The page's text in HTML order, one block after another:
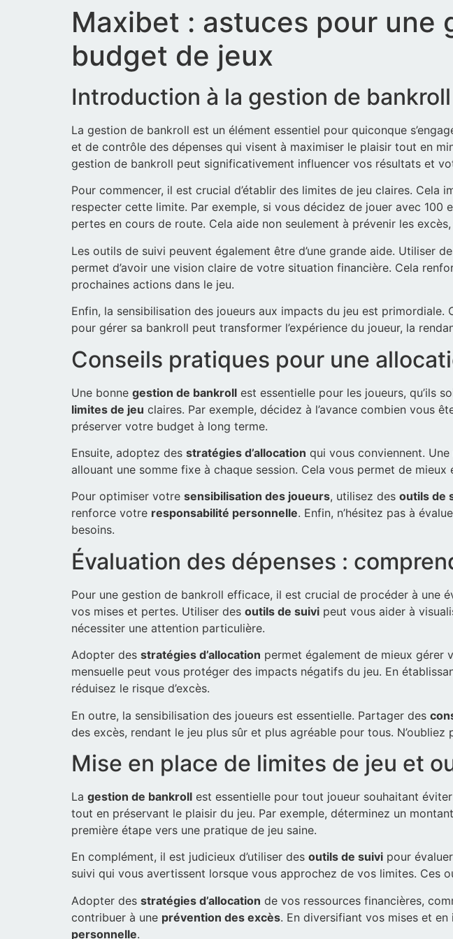
Maxibet : astuces pour
budget de jeux
Introduction à la gestion de
La gestion de bankroll est un élément essentiel pour quiconque
et de contrôle des dépenses qui visent à maximiser le plaisir tout en
gestion de bankroll peut significativement influencer vos résultats et
Pour commencer, il est crucial d’établir des limites de jeu claires.
respecter cette limite. Par exemple, si vous décidez de jouer avec
pertes en cours de route. Cela aide non seulement à prévenir les
Les outils de suivi peuvent également être d’une grande aide. Utiliser
permet d’avoir une vision claire de votre situation financière. Cela
prochaines actions dans le jeu.
Enfin, la sensibilisation des joueurs aux impacts du jeu est
pour gérer sa bankroll peut transformer l’expérience du joueur, la
Conseils pratiques pour une
Une bonne gestion de bankroll est essentielle pour les joueurs, qu’ils
limites de jeu claires. Par exemple, décidez à l’avance combien vous
préserver votre budget à long terme.
Ensuite, adoptez des stratégies d’allocation qui vous conviennent.
allouant une somme fixe à chaque session. Cela vous permet de mieux
Pour optimiser votre sensibilisation des joueurs, utilisez des outils de
renforce votre responsabilité personnelle. Enfin, n’hésitez pas à
besoins.
Évaluation des dépenses :
Pour une gestion de bankroll efficace, il est crucial de procéder à une
vos mises et pertes. Utiliser des outils de suivi peut vous aider à
nécessiter une attention particulière.
Adopter des stratégies d’allocation permet également de mieux gérer
mensuelle peut vous protéger des impacts négatifs du jeu. En
réduisez le risque d’excès.
En outre, la sensibilisation des joueurs est essentielle. Partager des
des excès, rendant le jeu plus sûr et plus agréable pour tous.
Mise en place de limites de jeu et
La gestion de bankroll est essentielle pour tout joueur souhaitant
tout en préservant le plaisir du jeu. Par exemple, déterminez un
première étape vers une pratique de jeu saine.
En complément, il est judicieux d’utiliser des outils de suivi pour
suivi qui vous avertissent lorsque vous approchez de vos limites. Ces
Adopter des stratégies d’allocation de vos ressources financières,
contribuer à une prévention des excès. En diversifiant vos mises et
personnelle.